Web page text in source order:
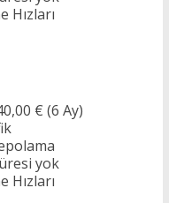
Hızları
€ (6 Ay)
yok
Hızları